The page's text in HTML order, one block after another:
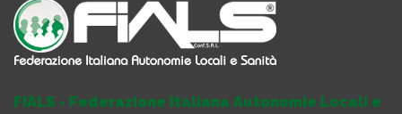
FIALS - Federazione Italiana Autonomie Locali e